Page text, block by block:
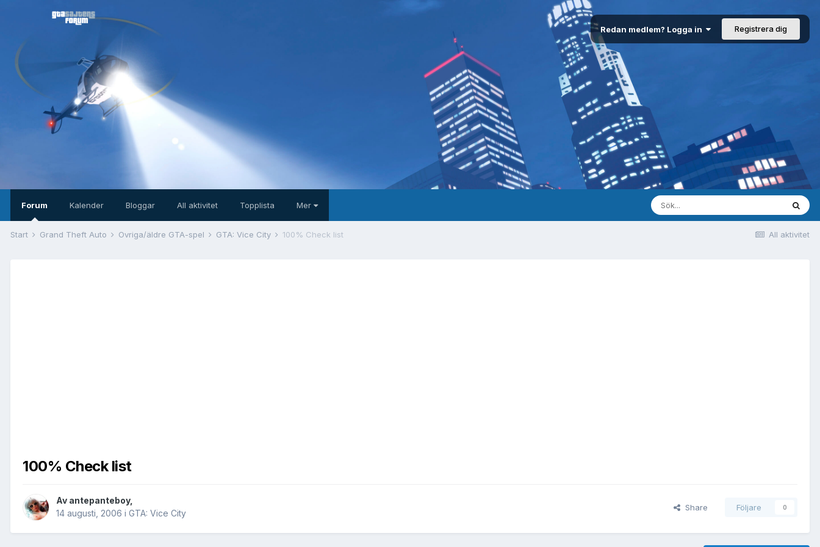
Redan medlem? Logga in Registrera dig
Forum Kalender Bloggar All aktivitet Topplista Mer
All aktivitet
Start Grand Theft Auto Övriga/äldre GTA-spel GTA: Vice City 100% Check list
100% Check list
Av antepanteboy,
14 augusti, 2006 i GTA: Vice City
Share Följare 0